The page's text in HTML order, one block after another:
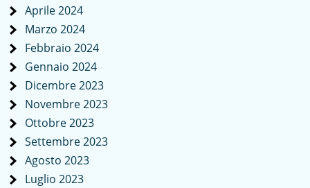
Aprile 2024
Marzo 2024
Febbraio 2024
Gennaio 2024
Dicembre 2023
Novembre 2023
Ottobre 2023
Settembre 2023
Agosto 2023
Luglio 2023